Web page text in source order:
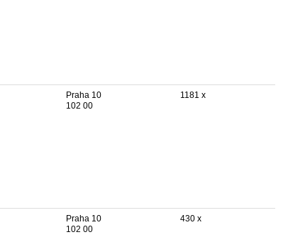
Praha 10
102 00
1181 x
Praha 10
102 00
430 x